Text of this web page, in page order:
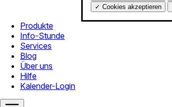
Produkte
Info-Stunde
Services
Blog
Über uns
Hilfe
Kalender-Login
✓ Cookies akzeptieren